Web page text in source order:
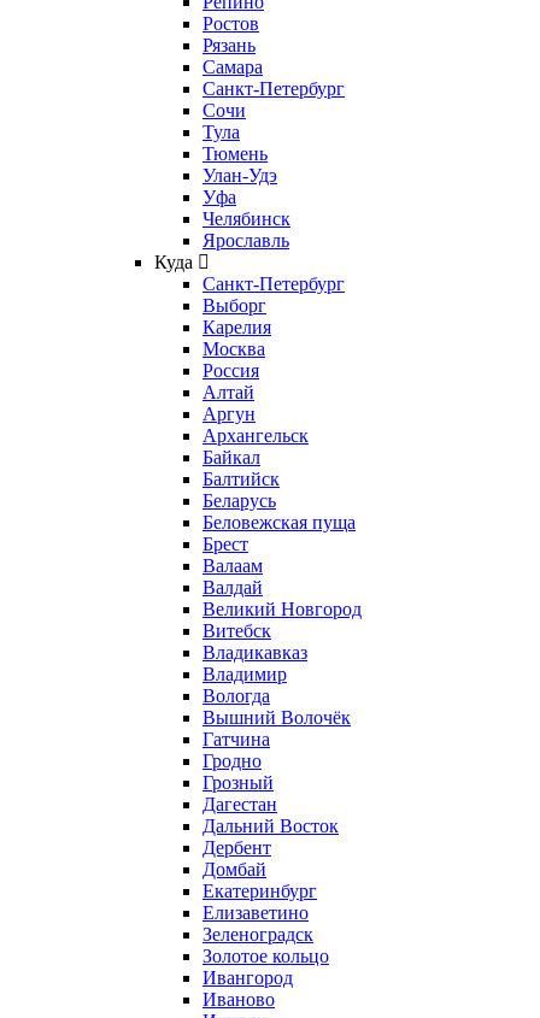
Ростов
Рязань
Самара
Санкт-Петербург
Сочи
Тула
Тюмень
Улан-Удэ
Уфа
Челябинск
Ярославль
Куда
Санкт-Петербург
Выборг
Карелия
Москва
Россия
Алтай
Аргун
Архангельск
Байкал
Балтийск
Беларусь
Беловежская пуща
Брест
Валаам
Валдай
Великий Новгород
Витебск
Владикавказ
Владимир
Вологда
Вышний Волочёк
Гатчина
Гродно
Грозный
Дагестан
Дальний Восток
Дербент
Домбай
Екатеринбург
Елизаветино
Зеленоградск
Золотое кольцо
Ивангород
Иваново